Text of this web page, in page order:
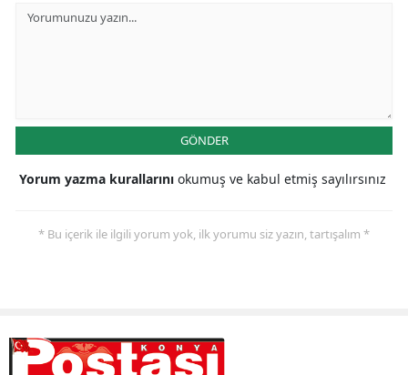
Ordu
Rize
Samsun
GÖNDER
Yorum yazma kurallarını okumuş ve kabul etmiş sayılırsınız
* Bu içerik ile ilgili yorum yok, ilk yorumu siz yazın, tartışalım *